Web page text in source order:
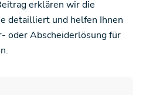
erklären wir die
detailliert und helfen Ihnen
oder Abscheiderlösung für